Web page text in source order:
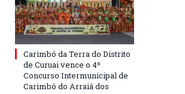
Carimbó da Terra do Distrito
de Curuai vence o 4º
Concurso Intermunicipal de
Carimbó do Arraiá dos